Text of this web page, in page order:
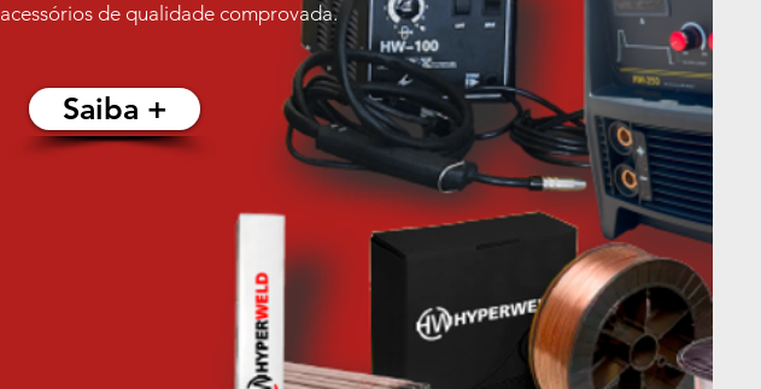
acessórios de qualidade comprovada.
Saiba +